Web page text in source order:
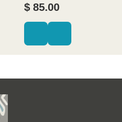
$ 85.00